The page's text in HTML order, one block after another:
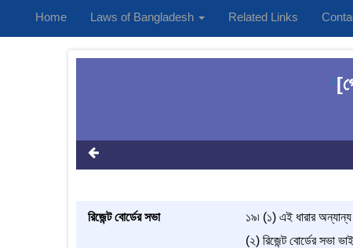
Home Laws of Bangladesh Related Links
1
রিজেন্ট বোর্ডের সভা
১৯৷ (১) এই ধারার অন্যান্য
(২) রিজেন্ট বোর্ডের সভা